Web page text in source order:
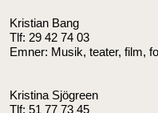
Kristian Bang
Tlf: 29 42 74 03
Emner: Musik, teater, film,
Kristina Sjögreen
Tlf: 51 77 73 45